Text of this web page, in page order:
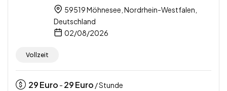
59519 Möhnesee, Nordrhein-Westfalen,
Deutschland
02/08/2026
Vollzeit
29Euro - 29Euro / Stunde